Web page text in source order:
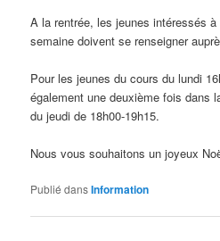
A la rentrée, les jeunes intéressés à
semaine doivent se renseigner
Pour les jeunes du cours du lundi
également une deuxième fois dans
du jeudi de 18h00-19h15.
Nous vous souhaitons un joyeux
Publié dansInformation